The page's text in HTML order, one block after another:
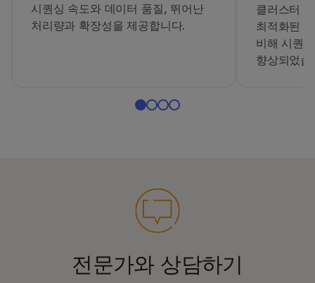
시퀀싱 속도와 데이터 품질, 뛰어난
처리량과 확장성을 제공합니다.
클러스터
최적화된
비해 시퀀
향상되었습
전문가와 상담하기